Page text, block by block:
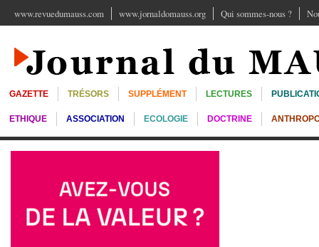
www.revuedumauss.com www.jornaldomauss.org Qui sommes-nous ?
GAZETTE TRÉSORS SUPPLÉMENT LECTURES
ETHIQUE ASSOCIATION ECOLOGIE DOCTRINE